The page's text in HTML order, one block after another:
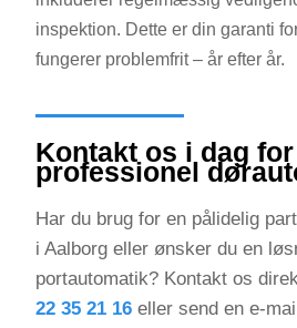
inspektion. Dette er din garanti
fungerer problemfrit – år efter år.
Kontakt os i dag for
professionel
Har du brug for en pålidelig
i Aalborg eller ønsker du en
portautomatik? Kontakt os
22 35 21 16 eller send en e-